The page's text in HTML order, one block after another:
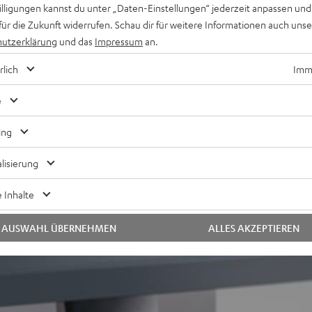
noch nie
mit vielen zusätzlichen Nutzungsmöglichkeiten, welche
kannst du unter „Daten-Einstellungen“ jederzeit anpassen
die Zukunft widerrufen. Schau dir für weitere Informationen auch
und das Impressum an.
Inhalte
ALLES AKZEPTIEREN
AUSWAHL ÜBERNEHMEN